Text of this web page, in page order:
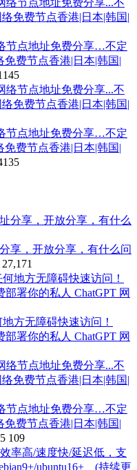
节点地址免费分享…不定
费节点香港|日本|韩国|
145
节点地址免费分享…不定
费节点香港|日本|韩国|
135
享，开放分享，有什么问
27,171
方无障碍快速访问！
部署你的私人 ChatGPT 网
节点地址免费分享…不定
费节点香港|日本|韩国|
109